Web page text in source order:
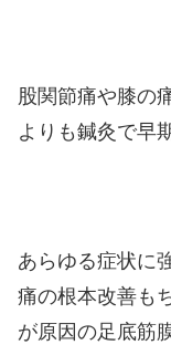
股関節痛や膝の
よりも鍼灸で早
あらゆる症状に
痛の根本改善も
が原因の足底筋